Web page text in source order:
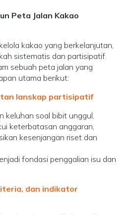
Peta Jalan Kakao
kakao yang berkelanjutan,
sistematis dan partisipatif.
sebuah peta jalan yang
utama berikut:
lanskap partisipatif
keluhan soal bibit unggul,
keterbatasan anggaran,
kesenjangan riset dan
fondasi penggalian isu dan
dan indikator